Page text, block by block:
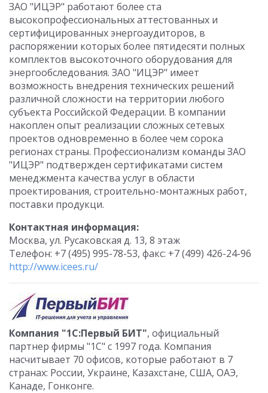
ЗАО "ИЦЭР" работают более ста
высокопрофессиональных аттестованных и
сертифицированных энергоаудиторов, в
распоряжении которых более пятидесяти полных
комплектов высокоточного оборудования для
энергообследования. ЗАО "ИЦЭР" имеет
возможность внедрения технических решений
различной сложности на территории любого
субъекта Российской Федерации. В компании
накоплен опыт реализации сложных сетевых
проектов одновременно в более чем сорока
регионах страны. Профессионализм команды ЗАО
"ИЦЭР" подтвержден сертификатами систем
менеджмента качества услуг в области
проектирования, строительно-монтажных работ,
поставки продукци.
Контактная информация:
Москва, ул. Русаковская д. 13, 8 этаж
Телефон: +7 (495) 995-78-53, факс: +7 (499) 426-24-96
http://www.icees.ru/
Компания "1С:Первый БИТ", официальный
партнер фирмы "1С" с 1997 года. Компания
насчитывает 70 офисов, которые работают в 7
странах: России, Украине, Казахстане, США, ОАЭ,
Канаде, Гонконге.